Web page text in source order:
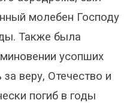
молебен Господу
Также была
усопших
веру, Отечество и
погиб в годы